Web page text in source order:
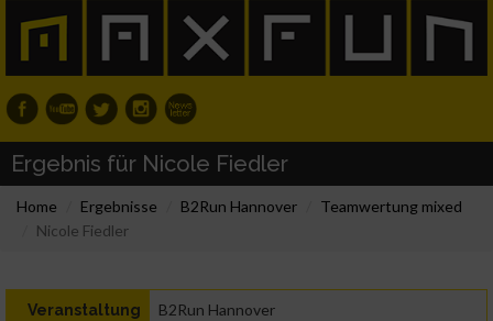
Ergebnis für Nicole Fiedler
Home Ergebnisse B2Run Hannover
Teamwertung mixed
Nicole Fiedler
Veranstaltung B2Run Hannover